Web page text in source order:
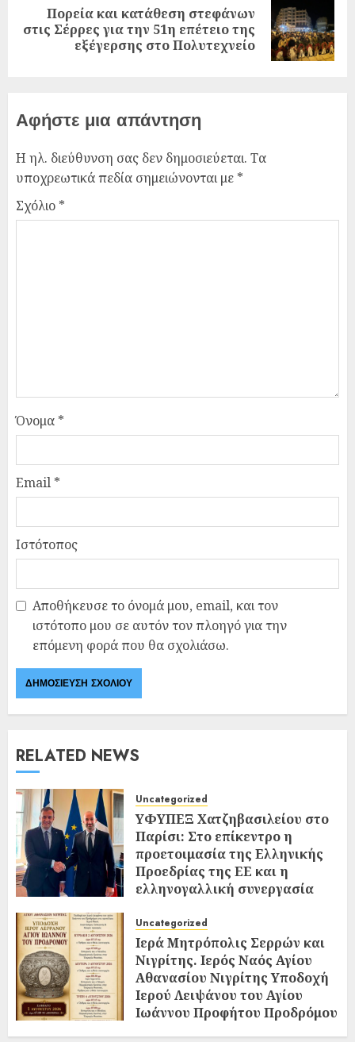
Πορεία και κατάθεση στεφάνων
στις Σέρρες για την 51η επέτειο της
εξέγερσης στο Πολυτεχνείο
Αφήστε μια απάντηση
Η ηλ. διεύθυνση σας δεν δημοσιεύεται. Τα
υποχρεωτικά πεδία σημειώνονται με *
Σχόλιο *
Όνομα *
Email *
Ιστότοπος
Αποθήκευσε το όνομά μου, email, και τον
ιστότοπο μου σε αυτόν τον πλοηγό για την
επόμενη φορά που θα σχολιάσω.
RELATED NEWS
Uncategorized
ΥΦΥΠΕΞ Χατζηβασιλείου στο
Παρίσι: Στο επίκεντρο η
προετοιμασία της Ελληνικής
Προεδρίας της ΕΕ και η
ελληνογαλλική συνεργασία
Uncategorized
Ιερά Μητρόπολις Σερρών και
Νιγρίτης. Ιερός Ναός Αγίου
Αθανασίου Νιγρίτης Υποδοχή
Ιερού Λειψάνου του Αγίου
Ιωάννου Προφήτου Προδρόμου